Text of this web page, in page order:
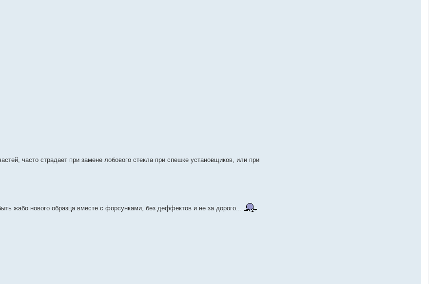
часто страдает при замене лобового стекла при спешке установщиков, или при
жабо нового образца вместе с форсунками, без деффектов и не за дорого...